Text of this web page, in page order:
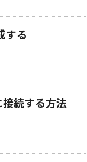
する
続する方法